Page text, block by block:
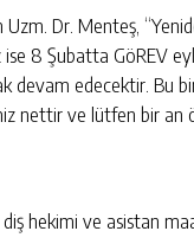
Dr. Menteş,
8 Şubatta GöREV
edecektir. Bu
nettir ve lütfen bir an
hekimi ve asistan